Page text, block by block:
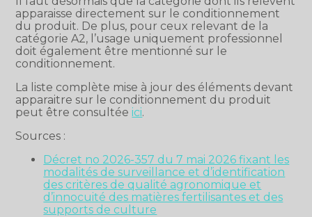
apparaisse directement sur le conditionnement
du produit. De plus, pour ceux relevant de la
catégorie A2, l’usage uniquement professionnel
doit également être mentionné sur le
conditionnement.
La liste complète mise à jour des éléments devant
apparaitre sur le conditionnement du produit
peut être consultéeici.
Sources :
Décret no 2026-357 du 7 mai 2026 fixant les
modalités de surveillance et d’identification
des critères de qualité agronomique et
d’innocuité des matières fertilisantes et des
supports de culture